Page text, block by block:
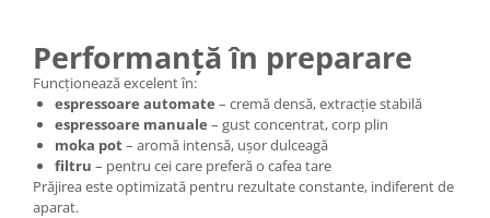
Performanță în preparare
Funcționează excelent în:
espressoare automate – cremă densă, extracție stabilă
espressoare manuale – gust concentrat, corp plin
moka pot– aromă intensă, ușor dulceagă
filtru – pentru cei care preferă o cafea tare
Prăjirea este optimizată pentru rezultate constante, indiferent de
aparat.